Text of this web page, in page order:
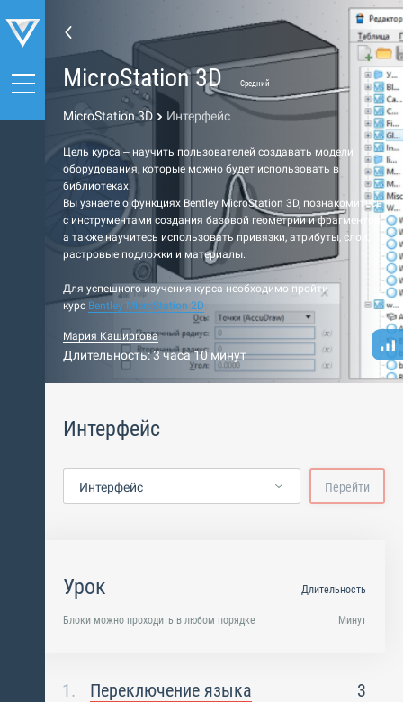
MicroStation 3D Средний
MicroStation 3D Интерфейс
Цель курса – научить пользователей создавать модели
оборудования, которые можно будет использовать в
библиотеках.
Вы узнаете о функциях Bentley MicroStation 3D, познакомитесь
с инструментами создания базовой геометрии и фрагментов,
а также научитесь использовать привязки, атрибуты, слои,
растровые подложки и материалы.
Для успешного изучения курса необходимо пройти
курс Bentley MicroStation 2D
Мария Каширгова
Длительность: 3 часа 10 минут
Интерфейс
Интерфейс Перейти
Урок
Блоки можно проходить в любом порядке
Длительность
Минут
Переключение языка 3